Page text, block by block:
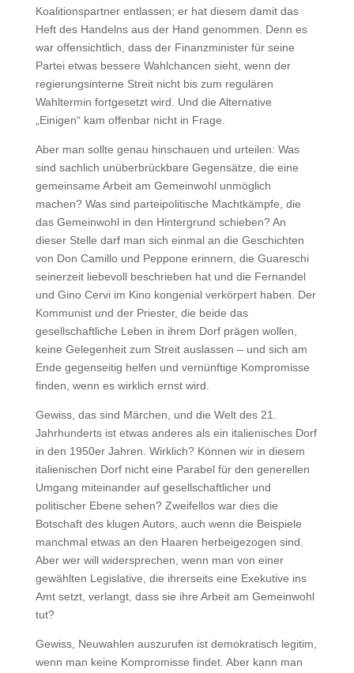
Koalitionspartner entlassen; er hat diesem damit das
Heft des Handelns aus der Hand genommen. Denn es
war offensichtlich, dass der Finanzminister für seine
Partei etwas bessere Wahlchancen sieht, wenn der
regierungsinterne Streit nicht bis zum regulären
Wahltermin fortgesetzt wird. Und die Alternative
„Einigen“ kam offenbar nicht in Frage.
Aber man sollte genau hinschauen und urteilen: Was
sind sachlich unüberbrückbare Gegensätze, die eine
gemeinsame Arbeit am Gemeinwohl unmöglich
machen? Was sind parteipolitische Machtkämpfe, die
das Gemeinwohl in den Hintergrund schieben? An
dieser Stelle darf man sich einmal an die Geschichten
von Don Camillo und Peppone erinnern, die Guareschi
seinerzeit liebevoll beschrieben hat und die Fernandel
und Gino Cervi im Kino kongenial verkörpert haben. Der
Kommunist und der Priester, die beide das
gesellschaftliche Leben in ihrem Dorf prägen wollen,
keine Gelegenheit zum Streit auslassen – und sich am
Ende gegenseitig helfen und vernünftige Kompromisse
finden, wenn es wirklich ernst wird.
Gewiss, das sind Märchen, und die Welt des 21.
Jahrhunderts ist etwas anderes als ein italienisches Dorf
in den 1950er Jahren. Wirklich? Können wir in diesem
italienischen Dorf nicht eine Parabel für den generellen
Umgang miteinander auf gesellschaftlicher und
politischer Ebene sehen? Zweifellos war dies die
Botschaft des klugen Autors, auch wenn die Beispiele
manchmal etwas an den Haaren herbeigezogen sind.
Aber wer will widersprechen, wenn man von einer
gewählten Legislative, die ihrerseits eine Exekutive ins
Amt setzt, verlangt, dass sie ihre Arbeit am Gemeinwohl
tut?
Gewiss, Neuwahlen auszurufen ist demokratisch legitim,
wenn man keine Kompromisse findet. Aber kann man